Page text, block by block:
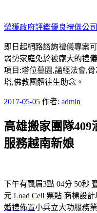
至
主
要
內
容
榮獲政府評鑑優良禮儀公司
即日起網路諮詢禮儀專案
弱勢家庭免於被龐大的禮
項目:塔位墓園,誦經法會,
塔,佛教團體往生助念。
發
於
2017-05-05 作者: admin
高雄搬家團隊
服務越南新娘
下午有飄眉3點 04分 50秒
元 Load Cell 票貼 商標設計
婚禮佈置小兵立大功服務